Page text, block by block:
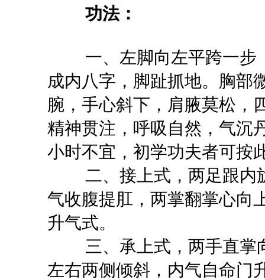
功法：
一、左脚向左平跨一步
成内八字，脚趾抓地。胸部
腕，手心斜下，肩腋莫松，
精神贯注，呼吸自然，气沉
小时不宜，初学功夫者可
二、接上式，两足跟内
气收腹提肛，两掌翻掌心向
升气式。
三、承上式，两手直掌
左右两侧倾斜，内气自命门